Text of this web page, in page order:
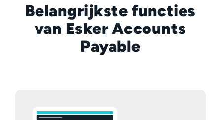
Belangrijkste functies
van Esker Accounts
Payable